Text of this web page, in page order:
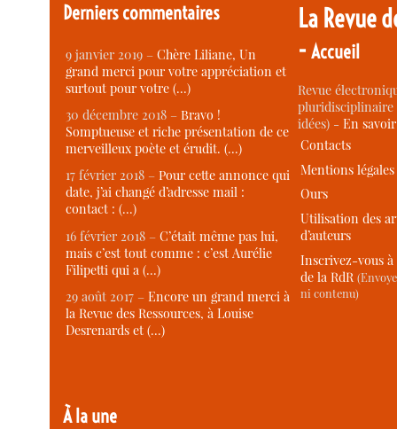
Derniers commentaires
9 janvier 2019 –Chère Liliane, Un
grand merci pour votre appréciation et
surtout pour votre (…)
30 décembre 2018 –Bravo !
Somptueuse et riche présentation de ce
merveilleux poète et érudit. (…)
17 février 2018 –Pour cette annonce qui
date, j’ai changé d’adresse mail :
contact : (…)
16 février 2018 –C’était même pas lui,
mais c’est tout comme : c’est Aurélie
Filipetti qui a (…)
29 août 2017 –Encore un grand merci à
la Revue des Ressources, à Louise
Desrenards et (…)
À la une
La Revue
-Accueil
Revue
idées) -En
Contacts
Mentions légales
Ours
Utilisation des
d’auteurs
Inscrivez-vous
de la RdR
ni contenu)